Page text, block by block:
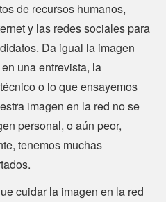
de recursos humanos,
y las redes sociales para
Da igual la imagen
una entrevista, la
o lo que ensayemos
imagen en la red no se
personal, o aún peor,
tenemos muchas
cuidar la imagen en la red